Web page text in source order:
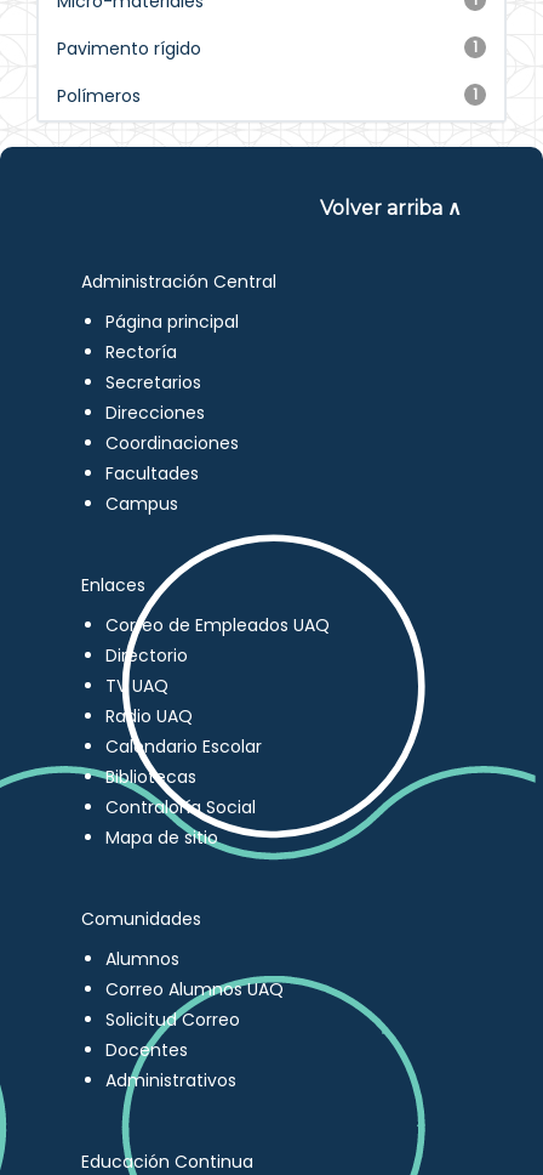
1
Pavimento rígido
1
Polímeros
Volver arriba ∧
Administración Central
Página principal
Rectoría
Secretarios
Direcciones
Coordinaciones
Facultades
Campus
Enlaces
Correo de Empleados UAQ
Directorio
TV UAQ
Radio UAQ
Calendario Escolar
Bibliotecas
Contraloría Social
Mapa de sitio
Comunidades
Alumnos
Correo Alumnos UAQ
Solicitud Correo
Docentes
Administrativos
Educación Continua